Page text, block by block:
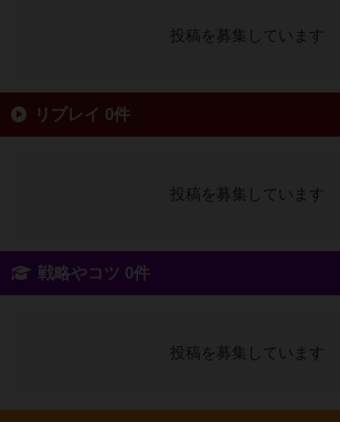
投稿を募集しています
リプレイ 0件
投稿を募集しています
戦略やコツ 0件
投稿を募集しています